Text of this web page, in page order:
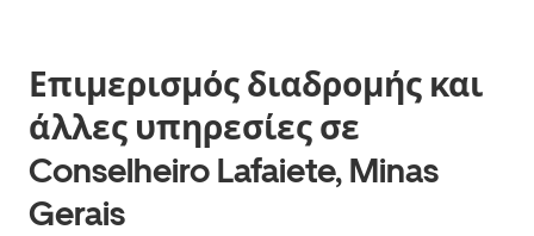
Επιμερισμός διαδρομής και
άλλες υπηρεσίες σε
Conselheiro Lafaiete, Minas
Gerais